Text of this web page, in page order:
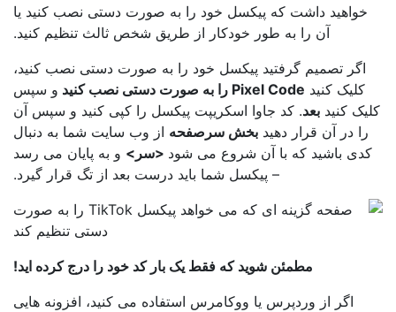
خواهید داشت که پیکسل خود را به صورت دستی نصب کنید یا
آن را به طور خودکار از طریق شخص ثالث تنظیم کنید.
اگر تصمیم گرفتید پیکسل خود را به صورت دستی نصب کنید،
کلیک کنیدPixel Code را به صورت دستی نصب کنید
و سپس
کنیدبعد. کد جاوا اسکریپت پیکسل را کپی کنید و سپس آن
را در آن قرار دهیدبخش سرصفحهاز وب سایت شما به دنبال
باشید که با آن شروع می شود <سر>و به پایان می رسد
– پیکسل شما باید درست بعد از تگ قرار گیرد.
مطمئن شوید که فقط یک بار کد خود را درج کرده اید!
اگر از وردپرس یا ووکامرس استفاده می کنید، افزونه هایی